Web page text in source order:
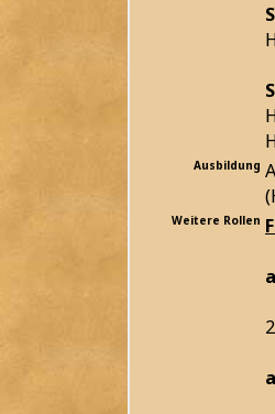
Ausbildung
Weitere Rollen